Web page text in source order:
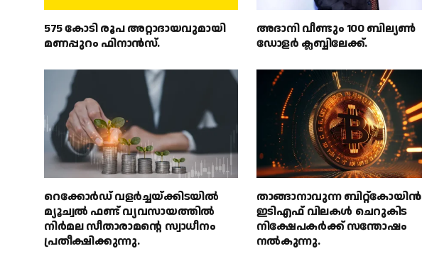
575 കോടി രൂപ അറ്റാദായവുമായി
മണപ്പുറം ഫിനാൻസ്.
അദാനി വീണ്ടും 100 ബില്യൺ
ഡോളർ ക്ലബ്ബിലേക്ക്.
റെക്കോർഡ് വളർച്ചയ്ക്കിടയിൽ
മ്യൂച്വൽ ഫണ്ട് വ്യവസായത്തിൽ
നിർമല സീതാരാമൻ്റെ സ്വാധീനം
പ്രതീക്ഷിക്കുന്നു.
താങ്ങാനാവുന്ന ബിറ്റ്കോയിൻ
ഇടിഎഫ് വിലകൾ ചെറുകിട
നിക്ഷേപകർക്ക് സന്തോഷം
നൽകുന്നു.